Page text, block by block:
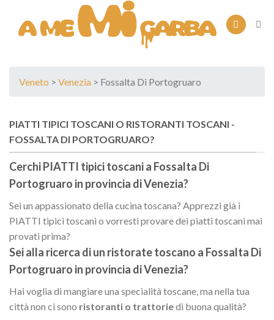
content
Veneto > Venezia > Fossalta Di Portogruaro
PIATTI TIPICI TOSCANI O RISTORANTI TOSCANI -
FOSSALTA DI PORTOGRUARO?
Cerchi PIATTI tipici toscani a Fossalta Di
Portogruaro in provincia diVenezia?
Sei un appassionato della cucina toscana? Apprezzi già i
PIATTI tipici toscani o vorresti provare dei piatti toscani mai
provati prima?
Sei alla ricerca di un ristorate toscano a Fossalta Di
Portogruaro in provincia diVenezia?
Hai voglia di mangiare una specialità toscane, ma nella tua
città non ci sono ristoranti o trattoriedi buona qualità?